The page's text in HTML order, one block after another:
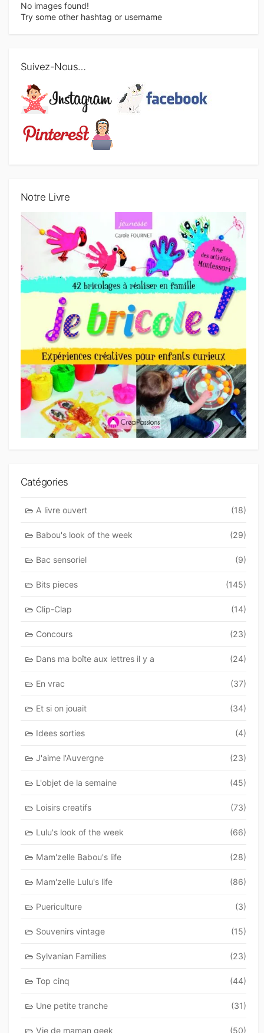
No images found!
Try some other hashtag or username
Suivez-Nous…
Notre Livre
Catégories
A livre ouvert (18)
Babou's look of the week (29)
Bac sensoriel (9)
Bits pieces (145)
Clip-Clap (14)
Concours (23)
Dans ma boîte aux lettres il y a (24)
En vrac (37)
Et si on jouait (34)
Idees sorties (4)
J'aime l'Auvergne (23)
L'objet de la semaine (45)
Loisirs creatifs (73)
Lulu's look of the week (66)
Mam'zelle Babou's life (28)
Mam'zelle Lulu's life (86)
Puericulture (3)
Souvenirs vintage (15)
Sylvanian Families (23)
Top cinq (44)
Une petite tranche (31)
Vie de maman geek (50)